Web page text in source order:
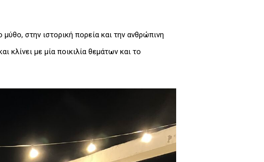
στην ιστορική πορεία και την ανθρώπινη
κλίνει με μία ποικιλία θεμάτων και το